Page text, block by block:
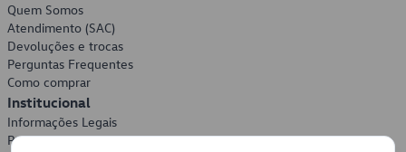
Quem Somos
Atendimento (SAC)
Devoluções e trocas
Perguntas Frequentes
Como comprar
Institucional
Informações Legais
Política de Privacidade